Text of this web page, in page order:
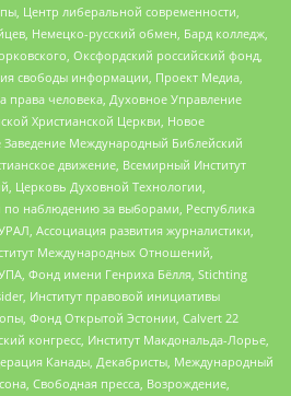
Центр либеральной современности,
Немецко-русский обмен, Бард колледж,
Оксфордский российский фонд,
свободы информации, Проект Медиа,
права человека, Духовное Управление
Христианской Церкви, Новое
Международный Библейский
движение, Всемирный Институт
Церковь Духовной Технологии,
по наблюдению за выборами, Республика
Ассоциация развития журналистики,
Международных Отношений,
Фонд имени Генриха Бёлля, Stichting
Институт правовой инициативы
Фонд Открытой Эстонии, Calvert 22
конгресс, Институт Макдональда-Лорье,
Канады, Декабристы, Международный
Свободная пресса, Возрождение,